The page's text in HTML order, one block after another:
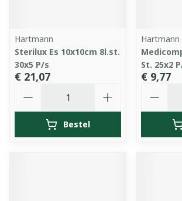
Hartmann
Sterilux Es 10x10cm 8l.st.
30x5 P/s
€ 21,07
Bestel
Hartmann
St. 25x2
€ 9,77